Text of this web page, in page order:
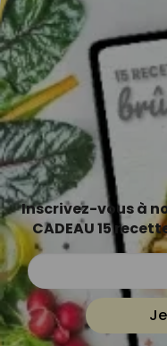
Inscrivez-vous à
CADEAU 15